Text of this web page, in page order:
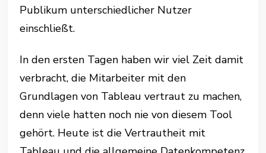
Publikum unterschiedlicher Nutzer
einschließt.
In den ersten Tagen haben wir viel Zeit damit
verbracht, die Mitarbeiter mit den
Grundlagen von Tableau vertraut zu machen,
denn viele hatten noch nie von diesem Tool
gehört. Heute ist die Vertrautheit mit